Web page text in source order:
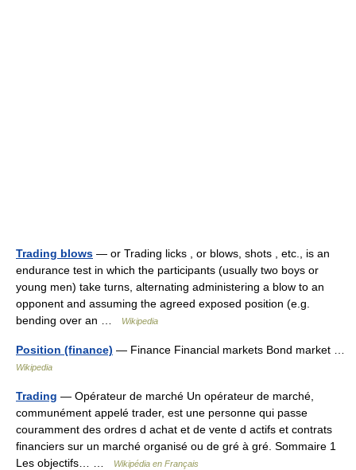
Trading blows — or Trading licks , or blows, shots , etc., is an
endurance test in which the participants (usually two boys or
young men) take turns, alternating administering a blow to an
opponent and assuming the agreed exposed position (e.g.
bending over an …
Wikipedia
Position (finance) — Finance Financial markets Bond market …
Wikipedia
Trading — Opérateur de marché Un opérateur de marché,
communément appelé trader, est une personne qui passe
couramment des ordres d achat et de vente d actifs et contrats
financiers sur un marché organisé ou de gré à gré. Sommaire 1
Les objectifs… …
Wikipédia en Français